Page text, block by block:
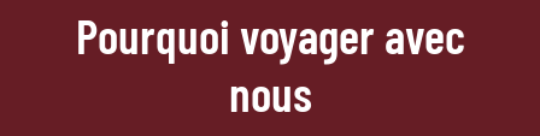
Pourquoi voyager avec
nous